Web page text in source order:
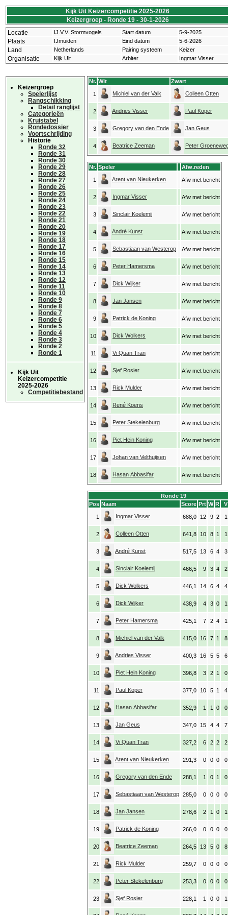
Kijk Uit Keizercompetitie 2025-2026
Keizergroep - Ronde 19 - 30-1-2026
Locatie
IJ.V.V. Stormvogels Start datum 5-9-2025
Plaats IJmuiden Eind datum 5-6-2026
Land Netherlands Pairing systeem Keizer
Organisatie Kijk Uit Arbiter Ingmar Visser
Keizergroep
Spelerlijst
Rangschikking
Detail ranglijst
Categorieën
Kruistabel
Rondedossier
Voortschrijding
Historie
Ronde 32
Ronde 31
Ronde 30
Ronde 29
Ronde 28
Ronde 27
Ronde 26
Ronde 25
Ronde 24
Ronde 23
Ronde 22
Ronde 21
Ronde 20
Ronde 19
Ronde 18
Ronde 17
Ronde 16
Ronde 15
Ronde 14
Ronde 13
Ronde 12
Ronde 11
Ronde 10
Ronde 9
Ronde 8
Ronde 7
Ronde 6
Ronde 5
Ronde 4
Ronde 3
Ronde 2
Ronde 1
Kijk Uit
Keizercompetitie
2025-2026
Competitiebestand
Nr. Wit Zwart
1 Michiel van der Valk Colleen Otten
2 Andries Visser Paul Koper
3 Gregory van den Ende Jan Geus
4 Beatrice Zeeman Peter
Nr. Speler Afw.reden
1 Arent van Nieukerken Afw met bericht
2 Ingmar Visser Afw met bericht
3 Sinclair Koelemij Afw met bericht
4 André Kunst Afw met bericht
5 Sebastiaan van Westerop Afw met bericht
6 Peter Hamersma Afw met bericht
7 Dick Wijker Afw met bericht
8 Jan Jansen Afw met bericht
9 Patrick de Koning Afw met bericht
10 Dick Wolkers Afw met bericht
11 Vi Quan Tran Afw met bericht
12 Sjef Rosier Afw met bericht
13 Rick Mulder Afw met bericht
14 René Koens Afw met bericht
15 Peter Stekelenburg Afw met bericht
16 Piet Hein Koning Afw met bericht
17 Johan van Velthuijsen Afw met bericht
18 Hasan Abbasifar Afw met bericht
Ronde 19
Pos Naam Score Prt W R V
1 Ingmar Visser 688,0 12 9 2 1
2 Colleen Otten 641,8 10 8 1 1
3 André Kunst 517,5 13 6 4 3
4 Sinclair Koelemij 466,5 9 3 4 2
5 Dick Wolkers 446,1 14 6 4 4
6 Dick Wijker 438,9 4 3 0 1
7 Peter Hamersma 425,1 7 2 4 1
8 Michiel van der Valk 415,0 16 7 1 8
9 Andries Visser 400,3 16 5 5 6
10 Piet Hein Koning 396,8 3 2 1 0
11 Paul Koper 377,0 10 5 1 4
12 Hasan Abbasifar 352,9 1 1 0 0
13 Jan Geus 347,0 15 4 4 7
14 Vi Quan Tran 327,2 6 2 2 2
15 Arent van Nieukerken 291,3 0 0 0 0
16 Gregory van den Ende 288,1 1 0 1 0
17 Sebastiaan van Westerop 285,0 0 0 0 0
18 Jan Jansen 278,6 2 1 0 1
19 Patrick de Koning 266,0 0 0 0 0
20 Beatrice Zeeman 264,5 13 5 0 8
21 Rick Mulder 259,7 0 0 0 0
22 Peter Stekelenburg 253,3 0 0 0 0
23 Sjef Rosier 228,1 1 0 0 1